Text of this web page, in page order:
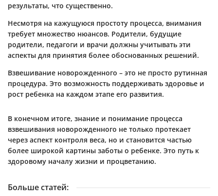
результаты, что существенно.
Несмотря на кажущуюся простоту процесса, внимания
требует множество нюансов. Родители, будущие
родители, педагоги и врачи должны учитывать эти
аспекты для принятия более обоснованных решений.
Взвешивание новорожденного – это не просто рутинная
процедура. Это возможность поддерживать здоровье и
рост ребенка на каждом этапе его развития.
В конечном итоге, знание и понимание процесса
взвешивания новорожденного не только протекает
через аспект контроля веса, но и становится частью
более широкой картины заботы о ребенке. Это путь к
здоровому началу жизни и процветанию.
Больше статей: